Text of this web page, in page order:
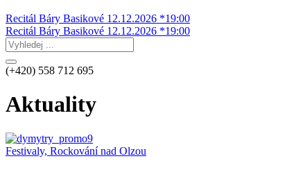
Recitál Báry Basikové 12.12.2026 *19:00
Recitál Báry Basikové 12.12.2026 *19:00
(+420) 558 712 695
Aktuality
Festivaly, Rockování nad Olzou